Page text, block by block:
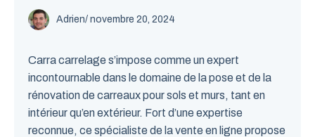
Adrien/ novembre 20, 2024
Carra carrelage s’impose comme un expert
incontournable dans le domaine de la pose et de la
rénovation de carreaux pour sols et murs, tant en
intérieur qu’en extérieur. Fort d’une expertise
reconnue, ce spécialiste de la vente en ligne propose